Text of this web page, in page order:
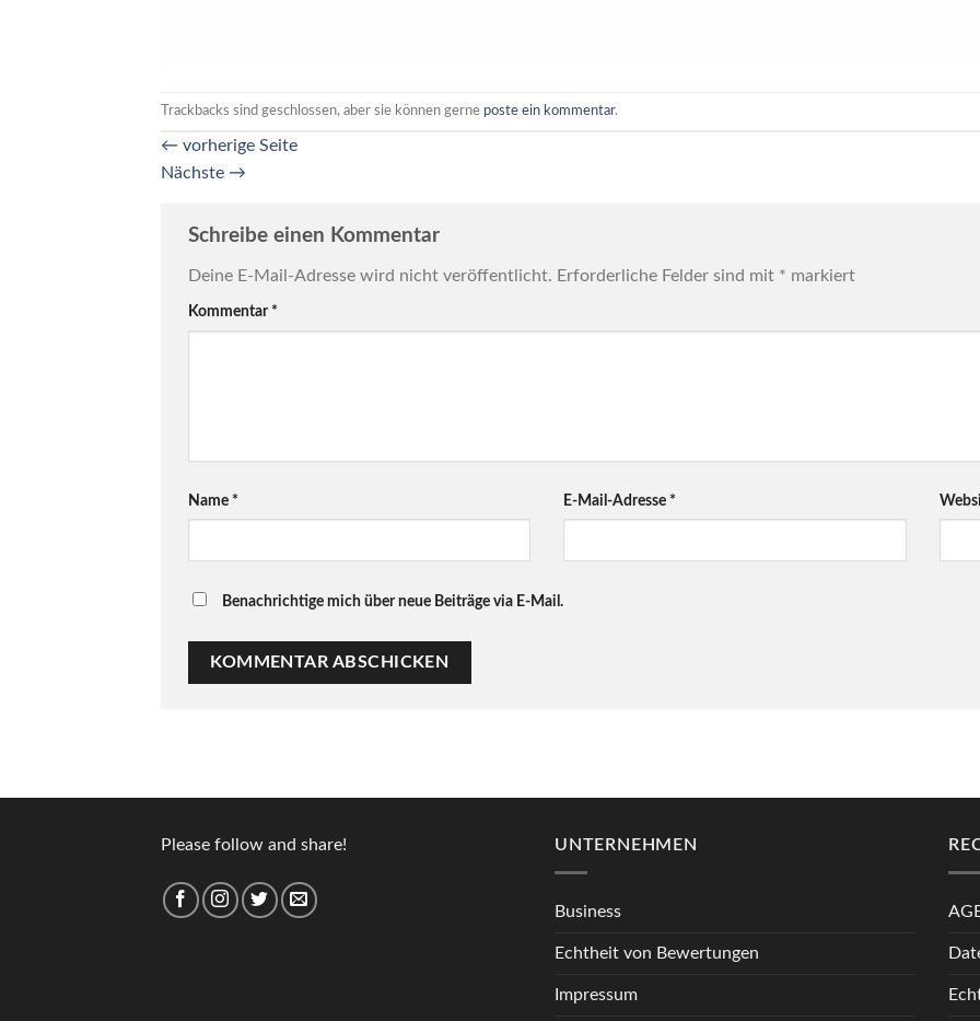
Trackbacks sind geschlossen, aber sie können gerne poste ein kommentar.
← vorherige Seite
Nächste →
Schreibe einen Kommentar
Deine E-Mail-Adresse wird nicht veröffentlicht. Erforderliche Felder sind mit * markiert
Kommentar *
Name * E-Mail-Adresse *
Benachrichtige mich über neue Beiträge via E-Mail.
Please follow and share! UNTERNEHMEN
Business
Echtheit von Bewertungen
Impressum